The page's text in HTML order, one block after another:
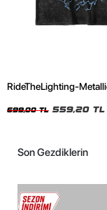
RideTheLighting-
Tshirt
699,00 TL 559,20 TL
Son Gezdiklerin